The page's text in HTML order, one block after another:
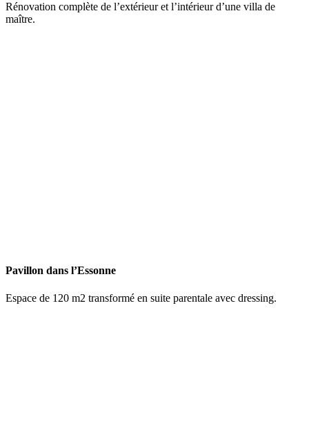
Rénovation complète de l’extérieur et l’intérieur d’une villa de
maître.
Pavillon dans l’Essonne
Espace de 120 m2 transformé en suite parentale avec dressing.